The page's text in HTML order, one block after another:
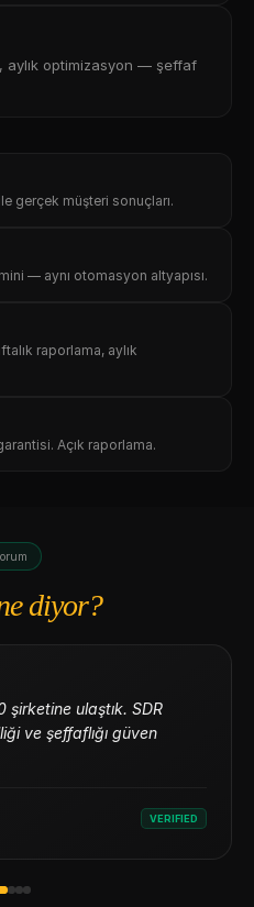
aylık optimizasyon — şeffaf
gerçek müşteri sonuçları.
— aynı otomasyon altyapısı.
raporlama, aylık
Açık raporlama.
diyor?
şirketine ulaştık. SDR
ve şeffaflığı güven
VERIFIED